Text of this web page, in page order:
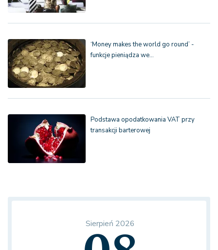
‘Money makes the world go round’ -
funkcje pieniądza we…
Podstawa opodatkowania VAT przy
transakcji barterowej
Sierpień 2026